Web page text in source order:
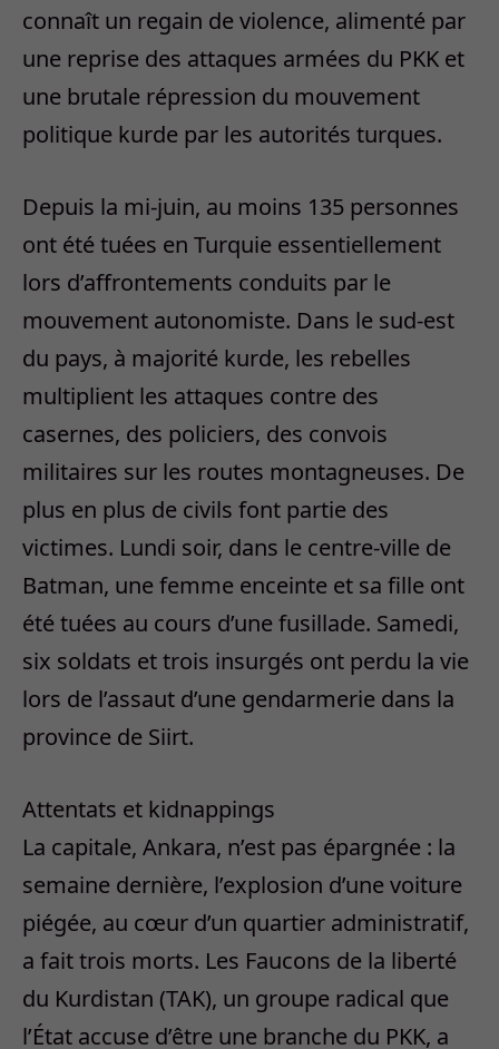
connaît un regain de violence, alimenté par
une reprise des attaques armées du PKK et
une brutale répression du mouvement
politique kurde par les autorités turques.
Depuis la mi-juin, au moins 135 personnes
ont été tuées en Turquie essentiellement
lors d’affrontements conduits par le
mouvement autonomiste. Dans le sud-est
du pays, à majorité kurde, les rebelles
multiplient les attaques contre des
casernes, des policiers, des convois
militaires sur les routes montagneuses. De
plus en plus de civils font partie des
victimes. Lundi soir, dans le centre-ville de
Batman, une femme enceinte et sa fille ont
été tuées au cours d’une fusillade. Samedi,
six soldats et trois insurgés ont perdu la vie
lors de l’assaut d’une gendarmerie dans la
province de Siirt.
Attentats et kidnappings
La capitale, Ankara, n’est pas épargnée : la
semaine dernière, l’explosion d’une voiture
piégée, au cœur d’un quartier administratif,
a fait trois morts. Les Faucons de la liberté
du Kurdistan (TAK), un groupe radical que
l’État accuse d’être une branche du PKK, a